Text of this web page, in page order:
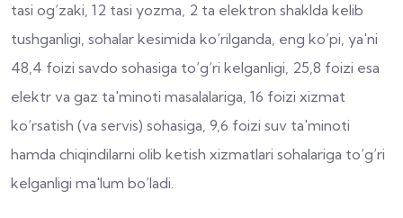
tasi og‘zaki, 12 tasi yozma, 2 ta elektron shaklda kelib
tushganligi, sohalar kesimida ko‘rilganda, eng ko‘pi, ya'ni
48,4 foizi savdo sohasiga to‘g‘ri kelganligi, 25,8 foizi esa
elektr va gaz ta'minoti masalalariga, 16 foizi xizmat
ko‘rsatish (va servis) sohasiga, 9,6 foizi suv ta'minoti
hamda chiqindilarni olib ketish xizmatlari sohalariga to‘g‘ri
kelganligi ma'lum bo‘ladi.